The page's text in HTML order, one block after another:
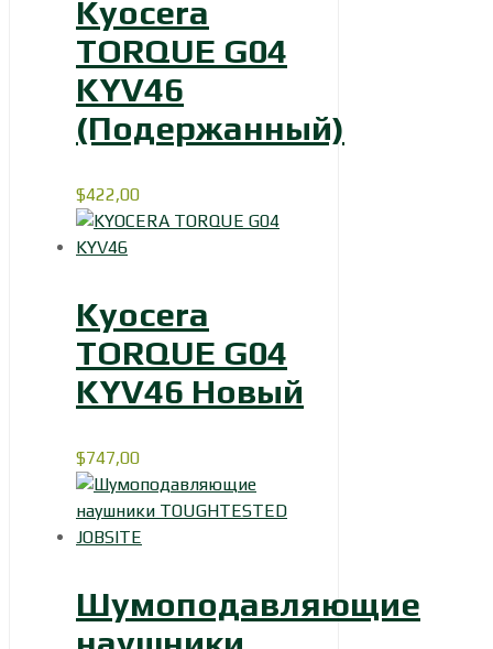
Kyocera
TORQUE G04
KYV46
(Подержанный)
$422,00
Kyocera
TORQUE G04
KYV46 Новый
$747,00
Шумоподавляющие